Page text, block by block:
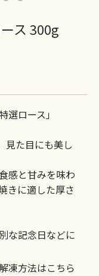
ス 300g
ロース」
見た目にも美し
感と甘みを味わ
きに適した厚さ
な記念日などに
凍方法はこちら